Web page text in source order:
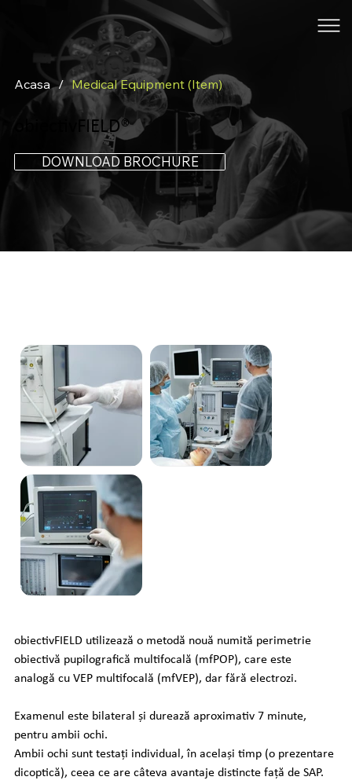
Acasa / Medical Equipment (Item)
obiectivFIELD®
DOWNLOAD BROCHURE
obiectivFIELD utilizează o metodă nouă numită perimetrie
obiectivă pupilografică multifocală (mfPOP), care este
analogă cu VEP multifocală (mfVEP), dar fără electrozi.
Examenul este bilateral și durează aproximativ 7 minute,
pentru ambii ochi.
Ambii ochi sunt testați individual, în același timp (o prezentare
dicoptică), ceea ce are câteva avantaje distincte față de SAP.